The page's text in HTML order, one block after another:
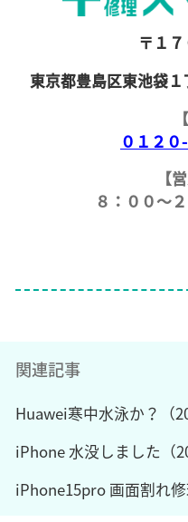
〒１
東京都豊島区東池袋
０１２０
【
８：００～
関連記事
Huawei寒中水泳か？（
iPhone 水没しました（
iPhone15pro 画面割れ修